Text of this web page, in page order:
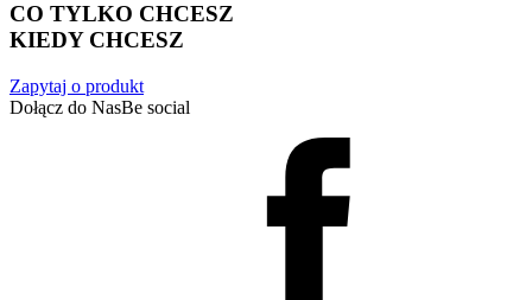
CO TYLKO CHCESZ
KIEDY CHCESZ
Zapytaj o produkt
Dołącz do NasBe social